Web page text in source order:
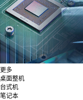
更多
桌面整机
台式机
笔记本